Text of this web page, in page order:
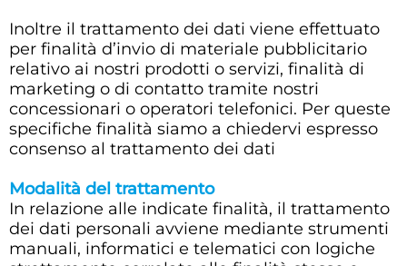
Inoltre il trattamento dei dati viene effettuato
per finalità d’invio di materiale pubblicitario
relativo ai nostri prodotti o servizi, finalità di
marketing o di contatto tramite nostri
concessionari o operatori telefonici. Per queste
specifiche finalità siamo a chiedervi espresso
consenso al trattamento dei dati
Modalità del trattamento
In relazione alle indicate finalità, il trattamento
dei dati personali avviene mediante strumenti
manuali, informatici e telematici con logiche